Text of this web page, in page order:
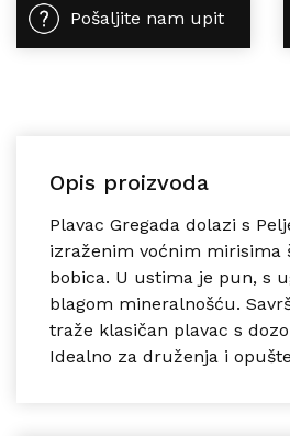
Pošaljite nam upit
Opis proizvoda
Plavac Gregada dolazi s
izraženim voćnim mirisima
bobica. U ustima je pun, s
blagom mineralnošću.
traže klasičan plavac s
Idealno za druženja i